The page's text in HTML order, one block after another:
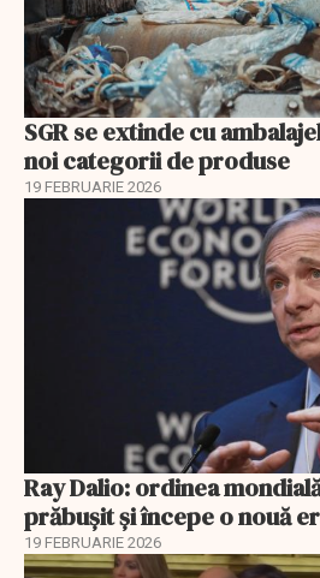
SGR se extinde cu
noi categorii de produse
19 FEBRUARIE 2026
Ray Dalio: ordinea
prăbușit și începe o nouă
19 FEBRUARIE 2026